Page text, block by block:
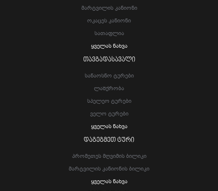
Მარტვილის Კანიონი
Ოკაცეს Კანიონი
Სათაფლია
Ყველას Ნახვა
ᲗᲐᲕᲒᲐᲓᲐᲡᲐᲕᲐᲚᲘ
Სანაოსნო Ტურები
Ლაშქრობა
Სპელეო Ტურები
Ველო Ტურები
Ყველას Ნახვა
ᲓᲐᲒᲔᲒᲛᲔᲗ ᲢᲣᲠᲘ
Პრომეთეს Მღვიმის Ბილიკი
Მარტვილის Კანიონის Ბილიკი
Ყველას Ნახვა